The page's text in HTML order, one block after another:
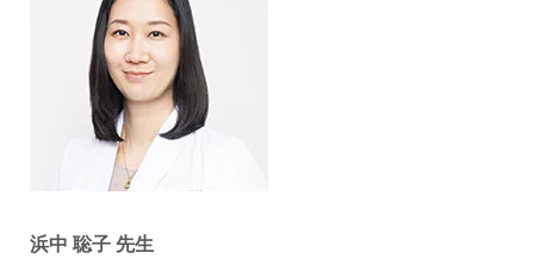
浜中 聡子 先生